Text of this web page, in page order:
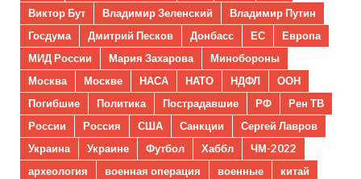
Виктор Бут
Владимир Зеленский
Владимир Путин
Госдума
Дмитрий Песков Донбасс ЕС
Европа
МИД России
Мария Захарова
Минобороны
Москва
Москве НАСА НАТО НДФЛ
ООН
Погибшие
Политика Пострадавшие РФ
Рен ТВ
России
Россия США Санкции
Сергей Лавров
Украина
Украине Футбол Хаббл
ЧМ-2022
археология
военная операция военные
китай